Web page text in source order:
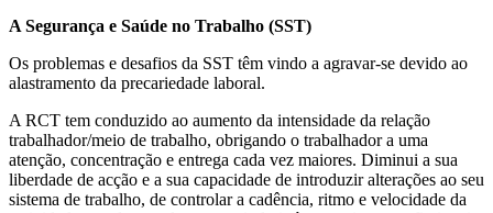
A Segurança e Saúde no Trabalho (SST)
Os problemas e desafios da SST têm vindo a agravar-se devido ao
alastramento da precariedade laboral.
A RCT tem conduzido ao aumento da intensidade da relação
trabalhador/meio de trabalho, obrigando o trabalhador a uma
atenção, concentração e entrega cada vez maiores. Diminui a sua
liberdade de acção e a sua capacidade de introduzir alterações ao seu
sistema de trabalho, de controlar a cadência, ritmo e velocidade da